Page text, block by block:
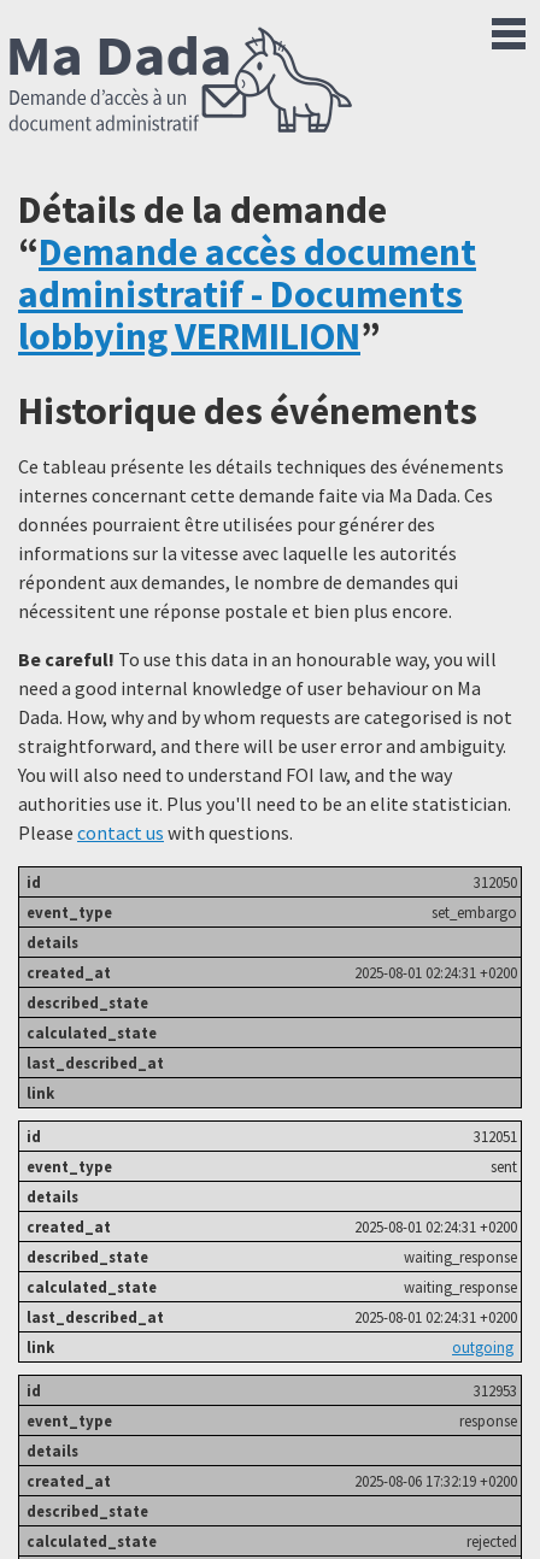
Détails de la demande
“Demande accès document
administratif - Documents
lobbying VERMILION”
Historique des événements
Ce tableau présente les détails techniques des événements
internes concernant cette demande faite via Ma Dada. Ces
données pourraient être utilisées pour générer des
informations sur la vitesse avec laquelle les autorités
répondent aux demandes, le nombre de demandes qui
nécessitent une réponse postale et bien plus encore.
Be careful! To use this data in an honourable way, you will
need a good internal knowledge of user behaviour on Ma
Dada. How, why and by whom requests are categorised is not
straightforward, and there will be user error and ambiguity.
You will also need to understand FOI law, and the way
authorities use it. Plus you'll need to be an elite statistician.
Please contact us with questions.
312050
set_embargo
2025-08-01 02:24:31 +0200
312051
sent
2025-08-01 02:24:31 +0200
waiting_response
waiting_response
2025-08-01 02:24:31 +0200
outgoing
312953
response
2025-08-06 17:32:19 +0200
rejected